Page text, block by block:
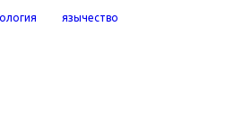
язычество